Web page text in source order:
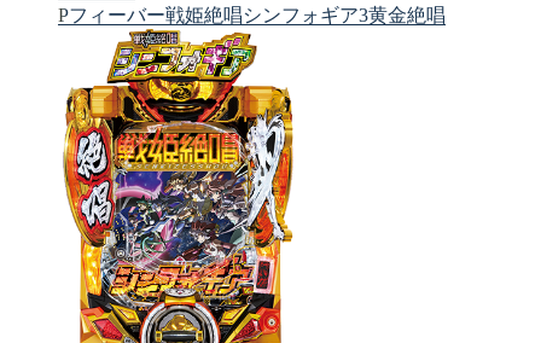
Pフィーバー戦姫絶唱シンフォギア3黄金絶唱